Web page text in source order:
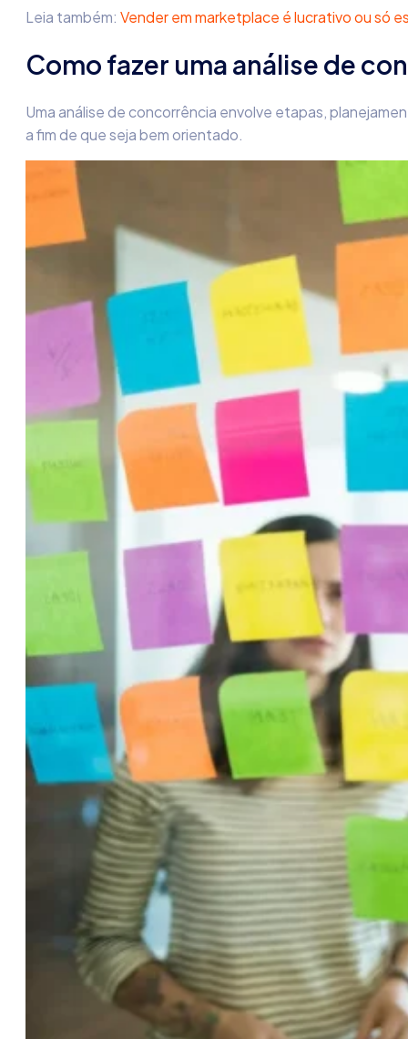
Leia também: Vender em marketplace é lucrativo ou só
Como fazer uma análise de
Umaanálise de concorrência envolve etapas,
a fim de que seja bem orientado.